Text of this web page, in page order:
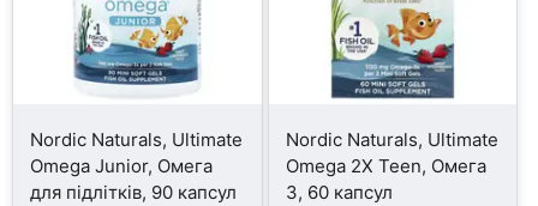
Nordic Naturals, Ultimate
Omega Junior, Омега
для підлітків, 90 капсул
Nordic Naturals, Ultimate
Omega 2X Teen, Омега
3, 60 капсул